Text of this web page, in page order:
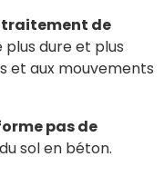
de
plus dure et plus
et aux mouvements
pas de
sol en béton.